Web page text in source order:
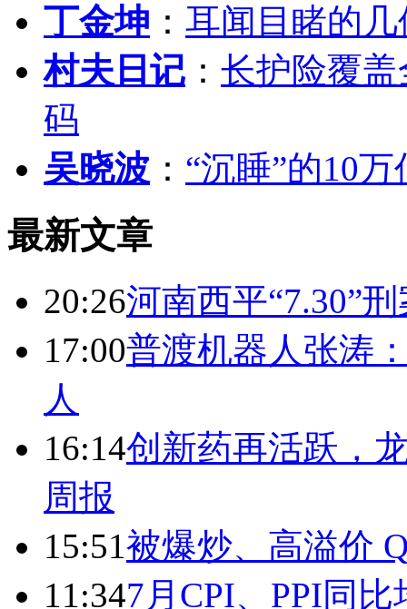
丁金坤 ： 耳闻目睹的
村夫日记 ： 长护险覆
码
吴晓波 ： “沉睡”的10
最新文章
20:26河南西平“7.30”
17:00普渡机器人张涛
人
16:14创新药再活跃，
周报
15:51被爆炒、高溢价
11:347月CPI、PPI同